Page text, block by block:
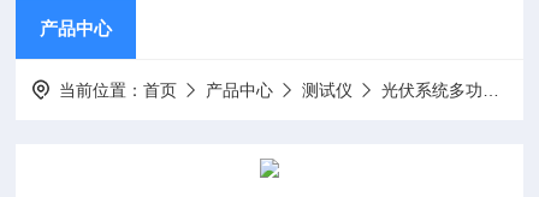
产品中心
当前位置：首页 产品中心 测试仪 光伏系统多功能测试仪